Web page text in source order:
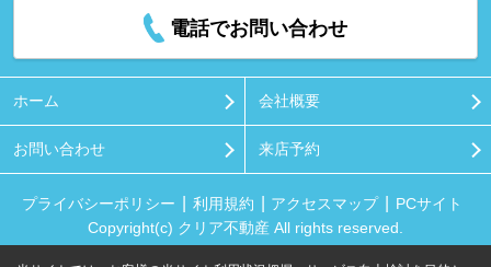
電話でお問い合わせ
ホーム 会社概要
お問い合わせ 来店予約
プライバシーポリシー 利用規約 アクセスマップ
PCサイト
Copyright(c) クリア不動産 All rights reserved.